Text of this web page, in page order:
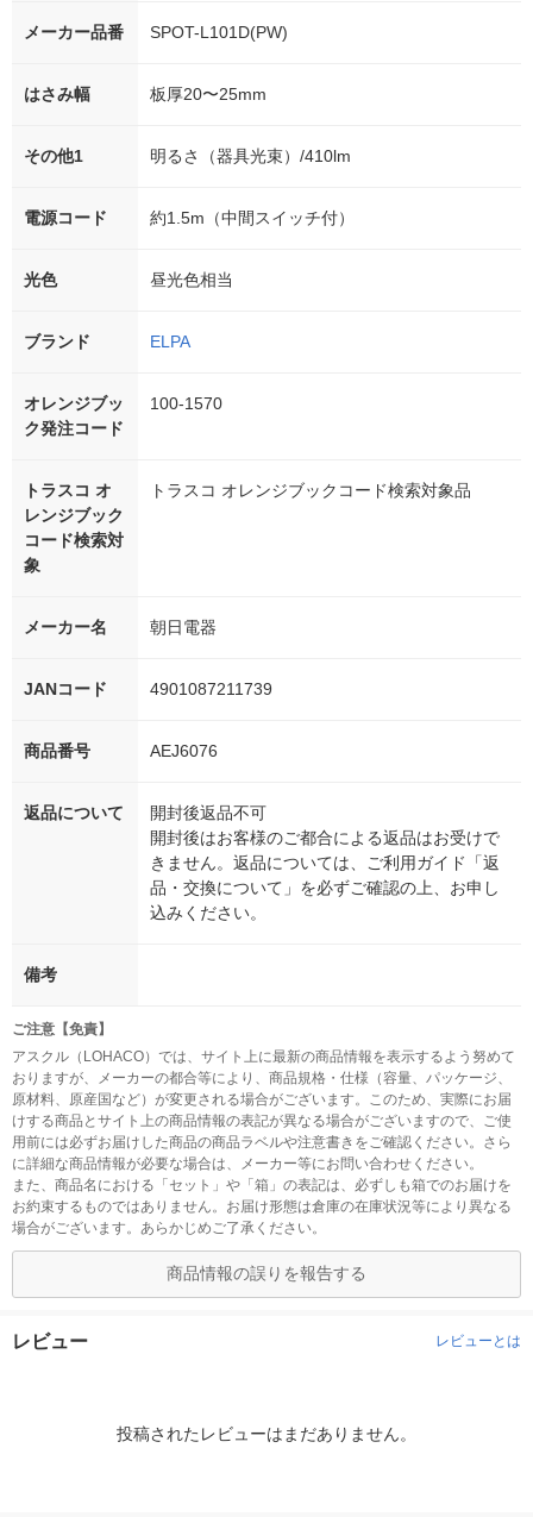
メーカー品番 SPOT-L101D(PW)
はさみ幅 板厚20〜25mm
その他1 明るさ（器具光束）/410lm
電源コード 約1.5m（中間スイッチ付）
光色 昼光色相当
ブランド ELPA
オレンジブッ
ク発注コード
100-1570
トラスコ オ
レンジブック
コード検索対
象
トラスコ オレンジブックコード検索対象品
メーカー名 朝日電器
JANコード 4901087211739
商品番号 AEJ6076
返品について
開封後返品不可
開封後はお客様のご都合による返品はお受けで
きません。返品については、ご利用ガイド「返
品・交換について」を必ずご確認の上、お申し
込みください。
備考
ご注意【免責】
アスクル（LOHACO）では、サイト上に最新の商品情報を表示するよう努めて
おりますが、メーカーの都合等により、商品規格・仕様（容量、パッケージ、
原材料、原産国など）が変更される場合がございます。このため、実際にお届
けする商品とサイト上の商品情報の表記が異なる場合がございますので、ご使
用前には必ずお届けした商品の商品ラベルや注意書きをご確認ください。さら
に詳細な商品情報が必要な場合は、メーカー等にお問い合わせください。
また、商品名における「セット」や「箱」の表記は、必ずしも箱でのお届けを
お約束するものではありません。お届け形態は倉庫の在庫状況等により異なる
場合がございます。あらかじめご了承ください。
商品情報の誤りを報告する
レビュー レビューとは
投稿されたレビューはまだありません。